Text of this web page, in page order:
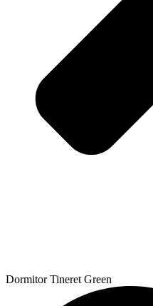
Dormitor Tineret Green